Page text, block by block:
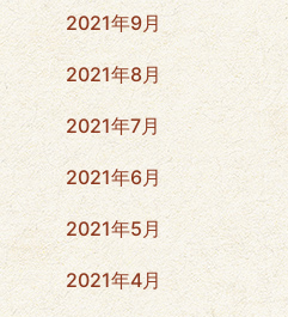
2021年9月
2021年8月
2021年7月
2021年6月
2021年5月
2021年4月